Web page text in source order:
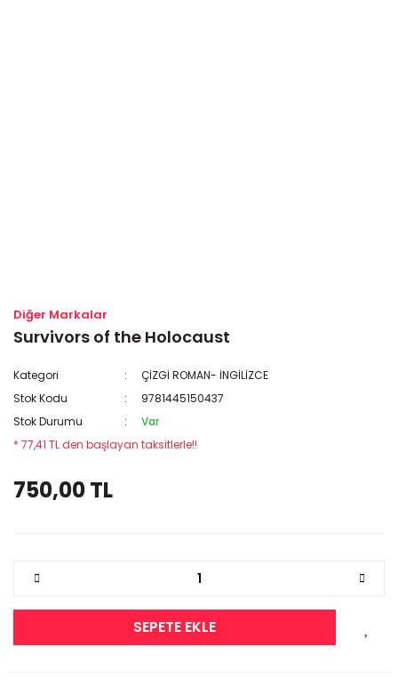
Diğer Markalar
Survivors of the Holocaust
Kategori
ÇİZGİ ROMAN- İNGİLİZCE
Stok Kodu
9781445150437
Stok Durumu
Var
* 77,41 TL den başlayan taksitlerle!!
750,00 TL
SEPETE EKLE